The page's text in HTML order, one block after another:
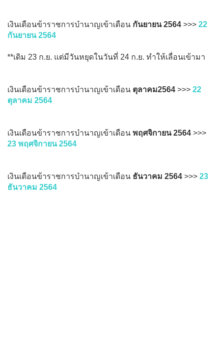
เงินเดือนข้าราชการบำนาญเข้าเดือน กันยายน 2564 >>> 22
กันยายน 2564
**เดิม 23 ก.ย. แต่มีวันหยุดในวันที่ 24 ก.ย. ทำให้เลื่อนเข้ามา
เงินเดือนข้าราชการบำนาญเข้าเดือน ตุลาคม2564 >>> 22
ตุลาคม 2564
เงินเดือนข้าราชการบำนาญเข้าเดือน พฤศจิกายน 2564 >>>
23 พฤศจิกายน 2564
เงินเดือนข้าราชการบำนาญเข้าเดือน ธันวาคม 2564 >>> 23
ธันวาคม 2564